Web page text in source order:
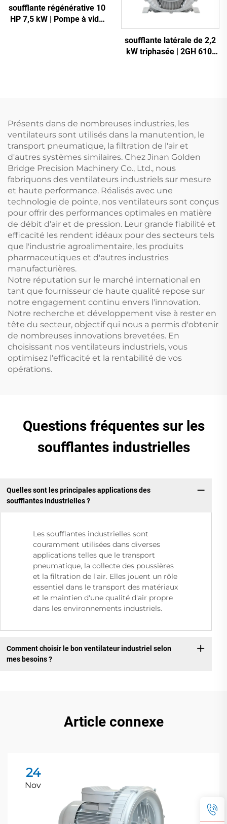
soufflante régénérative 10
HP 7,5 kW | Pompe à vide
soufflante latérale de 2,2
kW triphasée | 2GH 610-
Présents dans de nombreuses industries, les
ventilateurs sont utilisés dans la manutention, le
transport pneumatique, la filtration de l'air et
d'autres systèmes similaires. Chez Jinan Golden
Bridge Precision Machinery Co., Ltd., nous
fabriquons des ventilateurs industriels sur mesure
et haute performance. Réalisés avec une
technologie de pointe, nos ventilateurs sont conçus
pour offrir des performances optimales en matière
de débit d'air et de pression. Leur grande fiabilité et
efficacité les rendent idéaux pour des secteurs tels
que l'industrie agroalimentaire, les produits
pharmaceutiques et d'autres industries
manufacturières.
Notre réputation sur le marché international en
tant que fournisseur de haute qualité repose sur
notre engagement continu envers l'innovation.
Notre recherche et développement vise à rester en
tête du secteur, objectif qui nous a permis d'obtenir
de nombreuses innovations brevetées. En
choisissant nos ventilateurs industriels, vous
optimisez l'efficacité et la rentabilité de vos
opérations.
Questions fréquentes sur les
soufflantes industrielles
Quelles sont les principales applications des
soufflantes industrielles ?
Les soufflantes industrielles sont
couramment utilisées dans diverses
applications telles que le transport
pneumatique, la collecte des poussières
et la filtration de l'air. Elles jouent un rôle
essentiel dans le transport des matériaux
et le maintien d'une qualité d'air propre
dans les environnements industriels.
Comment choisir le bon ventilateur industriel selon
mes besoins ?
Article connexe
24
Nov